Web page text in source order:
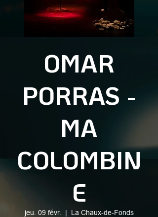
OMAR
PORRAS -
MA
COLOMBIN
E
jeu. 09 févr.
  |
La Chaux-de-Fonds